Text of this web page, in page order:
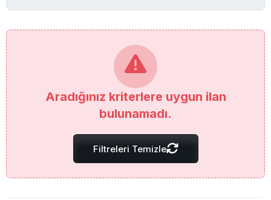
Aradığınız kriterlere uygun ilan
bulunamadı.
Filtreleri Temizle